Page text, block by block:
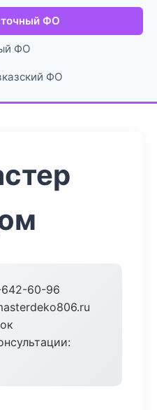
ФО
ФО
ФО
60-96